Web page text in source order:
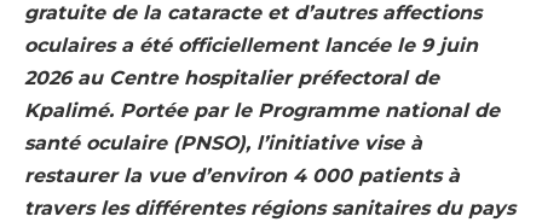
gratuite de la cataracte et d’autres affections
oculaires a été officiellement lancée le 9 juin
2026 au Centre hospitalier préfectoral de
Kpalimé. Portée par le Programme national de
santé oculaire (PNSO), l’initiative vise à
restaurer la vue d’environ 4 000 patients à
travers les différentes régions sanitaires du pays